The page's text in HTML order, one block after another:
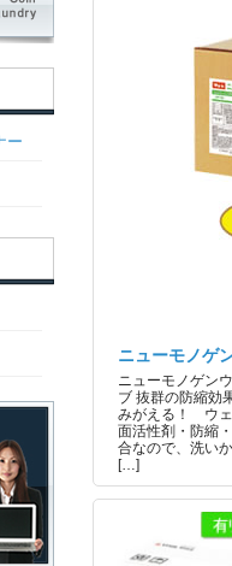
ニューモノゲ
ニューモノゲン
ブ 抜群の防縮効
みがえる！ ウェ
面活性剤・防縮
合なので、洗い
[…]
ー